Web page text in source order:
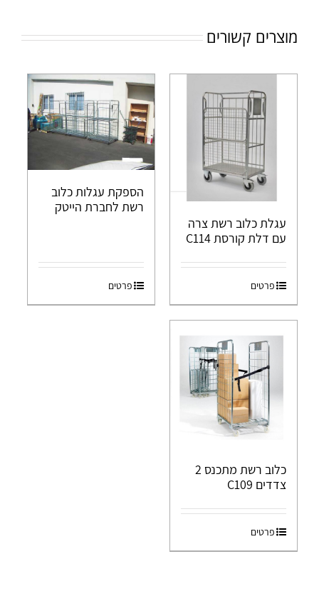
מוצרים קשורים
עגלת כלוב רשת צרה
עם דלת קורסת C114
פרטים
הספקת עגלות כלוב
רשת לחברת הייטק
פרטים
כלוב רשת מתכנס 2
צדדים C109
פרטים